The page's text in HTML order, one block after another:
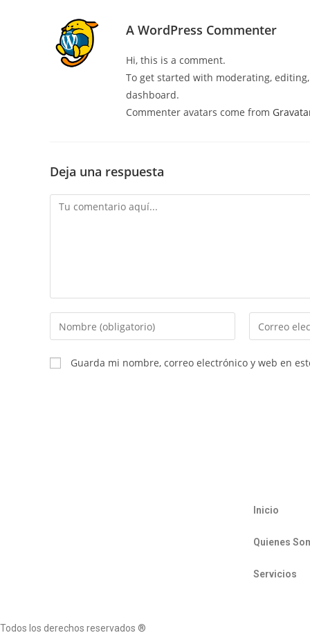
A WordPress Commenter
Hi, this is a comment.
To get started with moderating,
dashboard.
Commenter avatars come from
Deja una respuesta
Guarda mi nombre, correo electrónico y web en
Inicio
Quienes
Servicios
Todos los derechos reservados ®